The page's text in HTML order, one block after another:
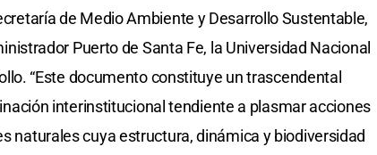
de Medio Ambiente y Desarrollo Sustentable,
Puerto de Santa Fe, la Universidad Nacional
“Este documento constituye un trascendental
interinstitucional tendiente a plasmar acciones
naturales cuya estructura, dinámica y biodiversidad